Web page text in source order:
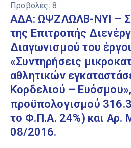
Προβολές: 8
ΑΔΑ: ΩΨΖΛΩΛΒ-ΝΥΙ –
της Επιτροπής
Διαγωνισμού του
«Συντηρήσεις
αθλητικών
Κορδελιού – Ευόσμου»,
προϋπολογισμού
το Φ.Π.Α. 24%) και Αρ.
08/2016.